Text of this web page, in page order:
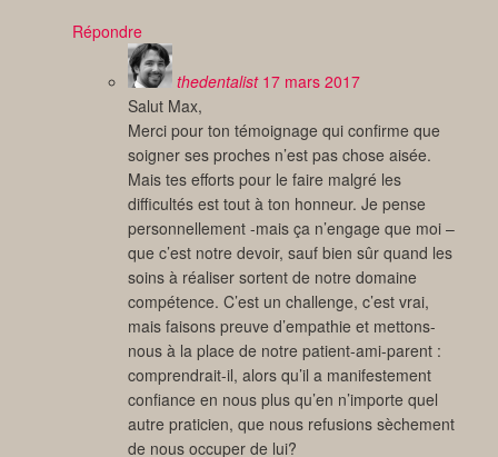
Répondre
thedentalist 17 mars 2017
Salut Max,
Merci pour ton témoignage qui confirme que
soigner ses proches n’est pas chose aisée.
Mais tes efforts pour le faire malgré les
difficultés est tout à ton honneur. Je pense
personnellement -mais ça n’engage que moi –
que c’est notre devoir, sauf bien sûr quand les
soins à réaliser sortent de notre domaine
compétence. C’est un challenge, c’est vrai,
mais faisons preuve d’empathie et mettons-
nous à la place de notre patient-ami-parent :
comprendrait-il, alors qu’il a manifestement
confiance en nous plus qu’en n’importe quel
autre praticien, que nous refusions sèchement
de nous occuper de lui?